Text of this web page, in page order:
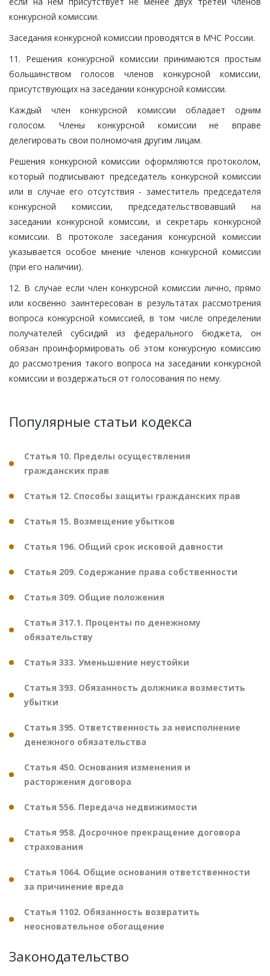
конкурсной комиссии.
Заседания конкурсной комиссии проводятся в МЧС России.
11. Решения конкурсной комиссии принимаются простым
большинством голосов членов конкурсной комиссии,
присутствующих на заседании конкурсной комиссии.
Каждый член конкурсной комиссии обладает одним
голосом. Члены конкурсной комиссии не вправе
делегировать свои полномочия другим лицам.
Решения конкурсной комиссии оформляются протоколом,
который подписывают председатель конкурсной комиссии
или в случае его отсутствия - заместитель председателя
конкурсной комиссии, председательствовавший на
заседании конкурсной комиссии, и секретарь конкурсной
комиссии. В протоколе заседания конкурсной комиссии
указывается особое мнение членов конкурсной комиссии
(при его наличии).
12. В случае если член конкурсной комиссии лично, прямо
или косвенно заинтересован в результатах рассмотрения
вопроса конкурсной комиссией, в том числе определении
получателей субсидий из федерального бюджета, он
обязан проинформировать об этом конкурсную комиссию
до рассмотрения такого вопроса на заседании конкурсной
комиссии и воздержаться от голосования по нему.
Популярные статьи кодекса
Статья 10. Пределы осуществления
гражданских прав
Статья 12. Способы защиты гражданских прав
Статья 15. Возмещение убытков
Статья 196. Общий срок исковой давности
Статья 209. Содержание права собственности
Статья 309. Общие положения
Статья 317.1. Проценты по денежному
обязательству
Статья 333. Уменьшение неустойки
Статья 393. Обязанность должника возместить
убытки
Статья 395. Ответственность за неисполнение
денежного обязательства
Статья 450. Основания изменения и
расторжения договора
Статья 556. Передача недвижимости
Статья 958. Досрочное прекращение договора
страхования
Статья 1064. Общие основания ответственности
за причинение вреда
Статья 1102. Обязанность возвратить
неосновательное обогащение
Законодательство